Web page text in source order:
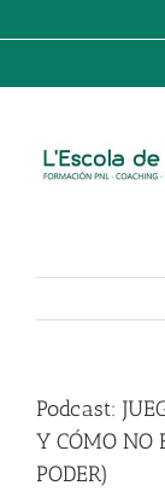
Podcast:
Y CÓMO NO
PODER)